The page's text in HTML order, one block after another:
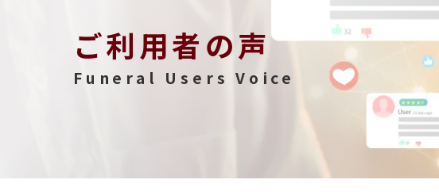
ご利用者の声
Funeral Users Voice